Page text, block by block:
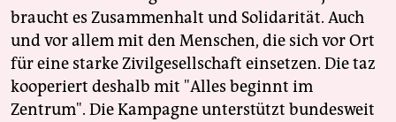
braucht es Zusammenhalt und Solidarität. Auch
und vor allem mit den Menschen, die sich vor Ort
für eine starke Zivilgesellschaft einsetzen. Die taz
kooperiert deshalb mit "Alles beginnt im
Zentrum". Die Kampagne unterstützt bundesweit